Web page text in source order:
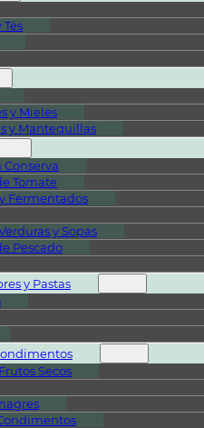
y Mieles
y Mantequillas
Conserva
Tomate
Fermentados
y Sopas
Pescado
y Pastas
Secos